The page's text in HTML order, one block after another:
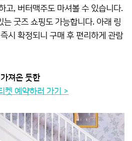
고, 버터맥주도 마셔볼 수 있습니다.
는 굿즈 쇼핑도 가능합니다. 아래 링
시 확정되니 구매 후 편리하게 관람
져온 듯한
켓 예약하러 가기 >